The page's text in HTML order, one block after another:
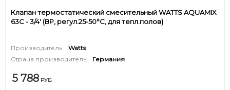
Клапан термостатический смесительный WATTS AQUAMIX
63C - 3/4' (ВР, регул.25-50°C, для тепл.полов)
Производитель:
Watts
Страна производитель:
Германия
5 788 РУБ.